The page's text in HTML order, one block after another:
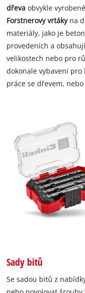
dřeva obvykle
Forstnerovy vrtákyna
materiály, jako je
provedeních a obsahují
velikostech nebo pro
dokonale vybaveni
práce se dřevem,
Sady bitů
Se sadou bitů z